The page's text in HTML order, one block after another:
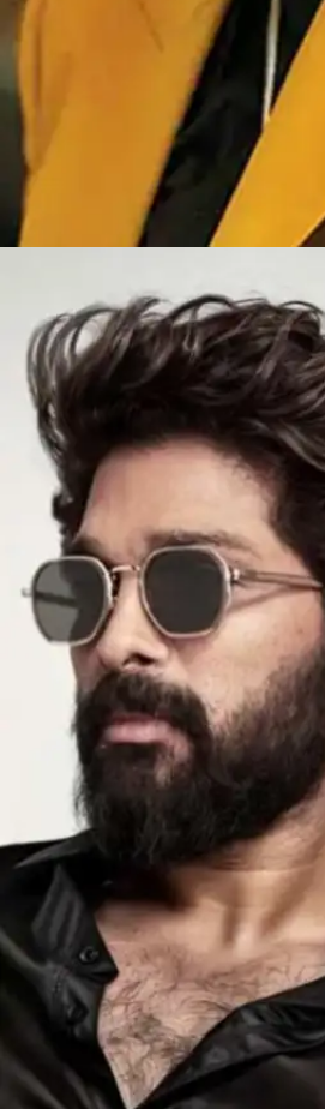
​हैप्पी (2006)​
इस फिल्म की कहानी में अल्लू अर्जुन ने
का किरदार